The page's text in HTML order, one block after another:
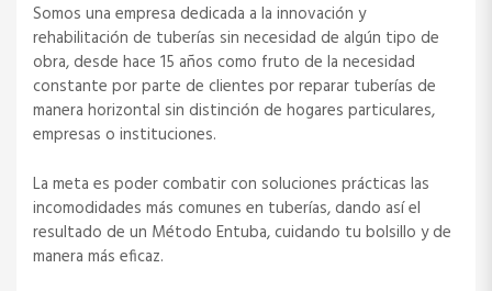
Somos una empresa dedicada a la innovación y
rehabilitación de tuberías sin necesidad de algún tipo de
obra, desde hace 15 años como fruto de la necesidad
constante por parte de clientes por reparar tuberías de
manera horizontal sin distinción de hogares particulares,
empresas o instituciones.
La meta es poder combatir con soluciones prácticas las
incomodidades más comunes en tuberías, dando así el
resultado de un Método Entuba, cuidando tu bolsillo y de
manera más eficaz.